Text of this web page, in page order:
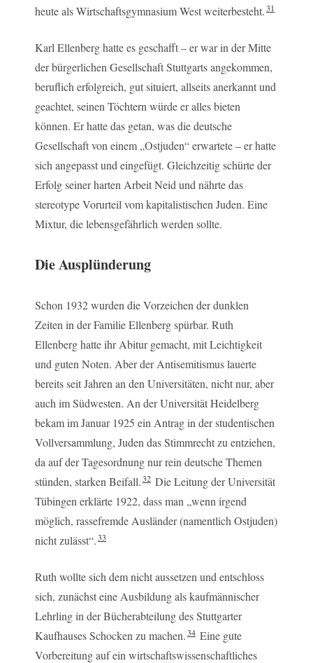
heute als Wirtschaftsgymnasium West weiterbesteht.31
Karl Ellenberg hatte es geschafft – er war in der Mitte
der bürgerlichen Gesellschaft Stuttgarts angekommen,
beruflich erfolgreich, gut situiert, allseits anerkannt und
geachtet, seinen Töchtern würde er alles bieten
können. Er hatte das getan, was die deutsche
Gesellschaft von einem „Ostjuden“ erwartete – er hatte
sich angepasst und eingefügt. Gleichzeitig schürte der
Erfolg seiner harten Arbeit Neid und nährte das
stereotype Vorurteil vom kapitalistischen Juden. Eine
Mixtur, die lebensgefährlich werden sollte.
Die Ausplünderung
Schon 1932 wurden die Vorzeichen der dunklen
Zeiten in der Familie Ellenberg spürbar. Ruth
Ellenberg hatte ihr Abitur gemacht, mit Leichtigkeit
und guten Noten. Aber der Antisemitismus lauerte
bereits seit Jahren an den Universitäten, nicht nur, aber
auch im Südwesten. An der Universität Heidelberg
bekam im Januar 1925 ein Antrag in der studentischen
Vollversammlung, Juden das Stimmrecht zu entziehen,
da auf der Tagesordnung nur rein deutsche Themen
stünden, starken Beifall.32 Die Leitung der Universität
Tübingen erklärte 1922, dass man „wenn irgend
möglich, rassefremde Ausländer (namentlich Ostjuden)
nicht zulässt“.33
Ruth wollte sich dem nicht aussetzen und entschloss
sich, zunächst eine Ausbildung als kaufmännischer
Lehrling in der Bücherabteilung des Stuttgarter
Kaufhauses Schocken zu machen.34 Eine gute
Vorbereitung auf ein wirtschaftswissenschaftliches